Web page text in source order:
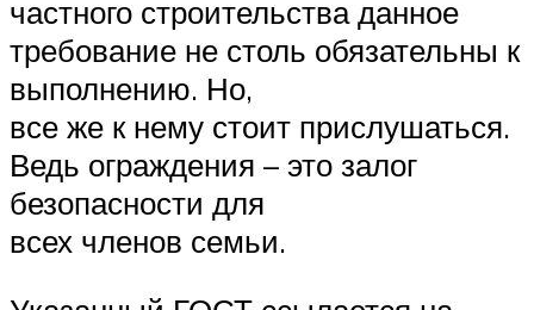
частного строительства данное
требование не столь обязательны к
выполнению. Но,
все же к нему стоит прислушаться.
Ведь ограждения – это залог
безопасности для
всех членов семьи.